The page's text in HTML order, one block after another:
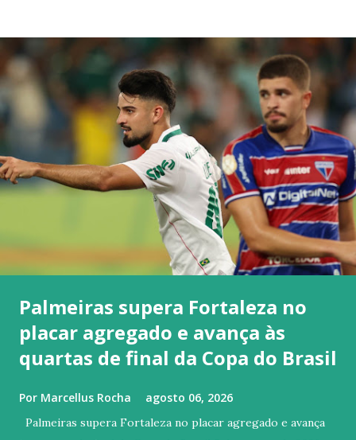
Palmeiras supera Fortaleza no
placar agregado e avança às
quartas de final da Copa do Brasil
Por Marcellus Rocha agosto 06, 2026
Palmeiras supera Fortaleza no placar agregado e avança